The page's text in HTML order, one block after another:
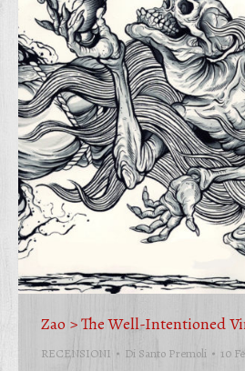
Zao > The Well-Intentioned
RECENSIONI Di Santo Premoli 10